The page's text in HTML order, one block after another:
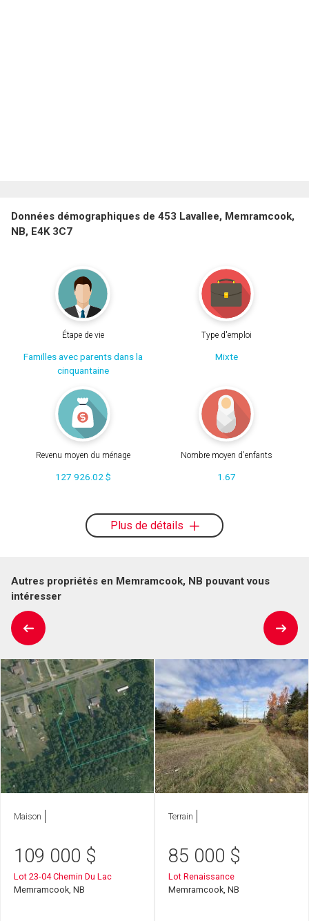
Données démographiques de 453 Lavallee, Memramcook,
NB, E4K 3C7
Étape de vie
Familles avec parents dans la
cinquantaine
Type d'emploi
Mixte
Revenu moyen du ménage
127 926.02 $
Nombre moyen d'enfants
1.67
Plus de détails
Autres propriétés en Memramcook, NB pouvant vous
intéresser
Maison
109 000 $
Lot 23-04 Chemin Du Lac
Memramcook, NB
Terrain
85 000 $
Lot Renaissance
Memramcook, NB